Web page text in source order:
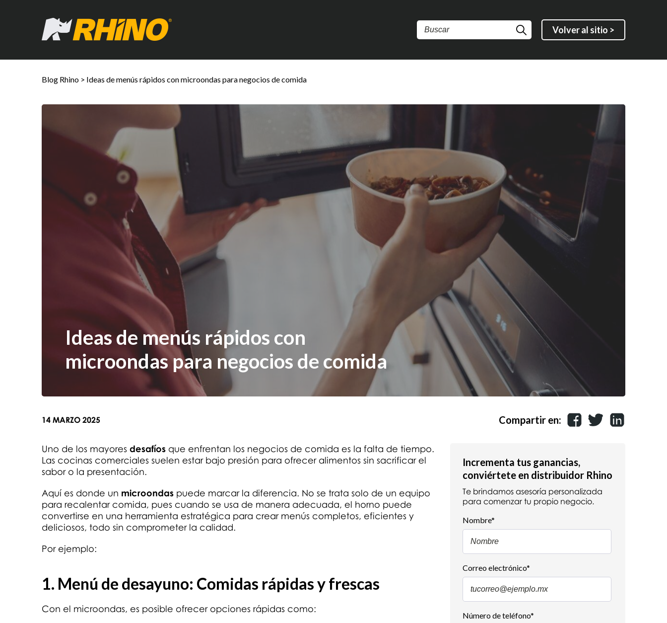
Volver al sitio >
Blog Rhino > Ideas de menús rápidos con microondas para negocios de comida
Ideas de menús rápidos con
microondas para negocios de comida
14 MARZO 2025 Compartir en:
Uno de los mayores desafíos que enfrentan los negocios de comida es la falta de tiempo.
Las cocinas comerciales suelen estar bajo presión para ofrecer alimentos sin sacrificar el
sabor o la presentación.
Aquí es donde un microondas puede marcar la diferencia. No se trata solo de un equipo
para recalentar comida, pues cuando se usa de manera adecuada, el horno puede
convertirse en una herramienta estratégica para crear menús completos, eficientes y
deliciosos, todo sin comprometer la calidad.
Por ejemplo:
1. Menú de desayuno: Comidas rápidas y frescas
Con el microondas, es posible ofrecer opciones rápidas como:
Incrementa tus ganancias,
conviértete en distribuidor Rhino
Te brindamos asesoría personalizada
para comenzar tu propio negocio.
Nombre*
Correo electrónico*
Número de teléfono*